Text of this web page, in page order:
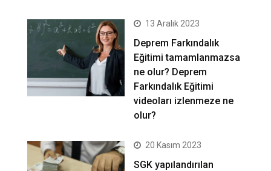
13 Aralık 2023
Deprem Farkındalık
Eğitimi tamamlanmazsa
ne olur? Deprem
Farkındalık Eğitimi
videoları izlenmeze ne
olur?
20 Kasım 2023
SGK yapılandırılan